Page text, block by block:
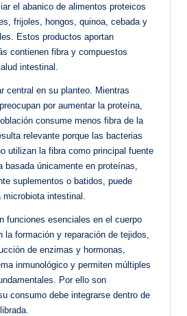
el abanico de alimentos proteicos
frijoles, hongos, quinoa, cebada y
Estos productos aportan
contienen fibra y compuestos
intestinal.
central en su planteo. Mientras
por aumentar la proteína,
consume menos fibra de la
relevante porque las bacterias
utilizan la fibra como principal fuente
basada únicamente en proteínas,
suplementos o batidos, puede
intestinal.
funciones esenciales en el cuerpo
la formación y reparación de tejidos,
de enzimas y hormonas,
inmunológico y permiten múltiples
Por ello son
consumo debe integrarse dentro de